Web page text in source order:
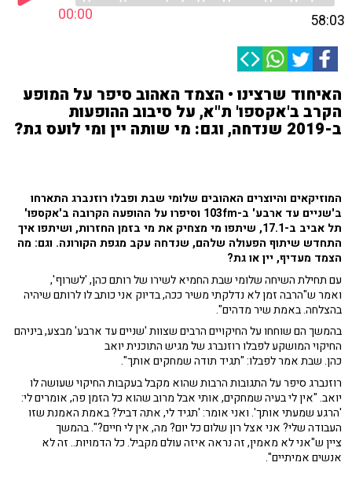
00:00 58:03
האיחוד שרצינו • הצמד האהוב סיפר על המופע
הקרב ב'אקספו' ת"א, על סיבוב ההופעות
ב-2019 שנדחה, וגם: מי שותה יין ומי לועס גת?
המוזיקאים והיוצרים האהובים שלומי שבת ופבלו רוזנברג התארחו
ב'שניים עד ארבע' ב-103fm וסיפרו על ההופעה הקרובה ב'אקספו'
תל אביב ב-17.1, שיתפו מי מצחיק את מי בזמן החזרות, ושיתפו איך
התחדש שיתוף הפעולה שלהם, שנדחה עקב מגפת הקורונה. וגם: מה
הצמד מעדיף, יין או גת?
עם תחילת השיחה שלומי שבת החמיא לשירו של רותם כהן, 'לשרוף',
ואמר ש"הרבה זמן לא נדלקתי משיר ככה, בדיוק אני כותב לו לרותם שיהיה
בהצלחה. באמת שיר מדהים".
בהמשך הם שוחחו על החיקויים הרבים שצוות 'שניים עד ארבע' מבצע, ביניהם
החיקוי המושקע לפבלו רוזנברג של מגיש התוכנית יואב
כהן. שבת אמר לפבלו: "תגיד תודה שמחקים אותך".
רוזנברג סיפר על התגובות הרבות שהוא מקבל בעקבות החיקוי שעושה לו
יואב. "אין לי בעיה שמחקים, אותי אבל מרוב שהוא כל הזמן פה, אומרים לי:
'הרגע שמעתי אותך'. ואני אומר: 'תגיד לי, אתה דביל? באמת האמנת שזו
העבודה שלי? אני אצל רון שלום כל יום? מה, אין לי חיים?". בהמשך
ציין ש"אני לא מאמין, זה נראה איזה עולם מקביל. כל הדמויות.. זה לא
אנשים אמיתיים".